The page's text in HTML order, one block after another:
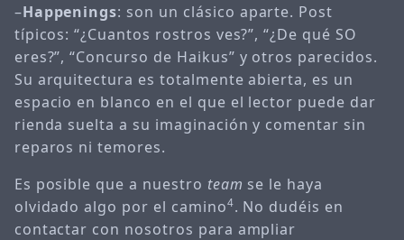
–Happenings: son un clásico aparte. Post
típicos: “¿Cuantos rostros ves?”, “¿De qué SO
eres?”, “Concurso de Haikus” y otros parecidos.
Su arquitectura es totalmente abierta, es un
espacio en blanco en el que el lector puede dar
rienda suelta a su imaginación y comentar sin
reparos ni temores.
Es posible que a nuestro team se le haya
olvidado algo por el camino4. No dudéis en
contactar con nosotros para ampliar